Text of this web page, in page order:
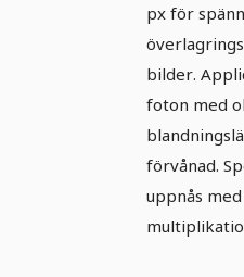
px för
bilder.
foton med
förvånad.
uppnås